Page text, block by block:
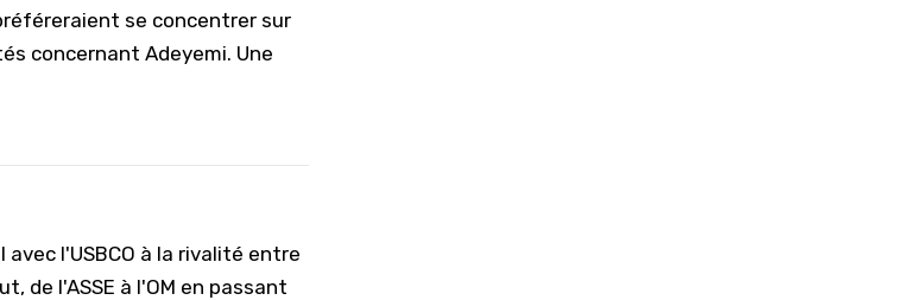
se concentrer sur
concernant Adeyemi. Une
l'USBCO à la rivalité entre
de l'ASSE à l'OM en passant